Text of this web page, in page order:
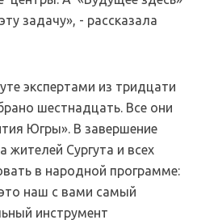
задачу», - рассказала
экспертами из тридцати
шестнадцать. Все они
Югры». В завершение
жителей Сургута и всех
в народной программе:
наш с вами самый
инструмент